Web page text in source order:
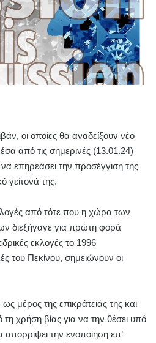
οι οποίες θα αναδείξουν νέο
από τις σημερινές (13.01.24)
επηρεάσει την προσέγγιση της
γείτονά της.
από τότε που η χώρα των
διεξήγαγε για πρώτη φορά
εκλογές το 1996
του Πεκίνου, σημειώνουν οι
ως μέρος της επικράτειάς της και
τη χρήση βίας για να την θέσει υπό
την ενοποίηση επ’